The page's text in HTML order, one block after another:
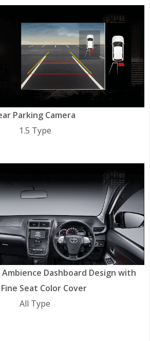
Parking Camera
1.5 Type
Dashboard Design with
Fine Seat Color Cover
All Type